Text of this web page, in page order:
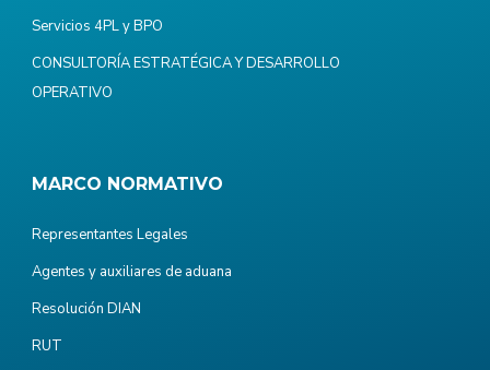
Servicios 4PL y BPO
CONSULTORÍA ESTRATÉGICA Y DESARROLLO
OPERATIVO
MARCO NORMATIVO
Representantes Legales
Agentes y auxiliares de aduana
Resolución DIAN
RUT